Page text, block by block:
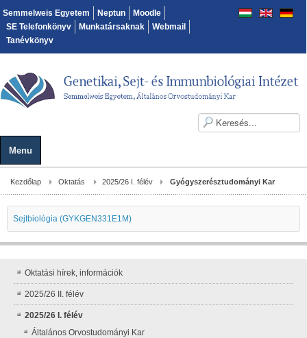
Semmelweis Egyetem Neptun
Moodle
SE Telefonkönyv
Munkatársaknak
Webmail
Tanévkönyv
Menu
Kezdőlap Oktatás 2025/26 I. félév Gyógyszerésztudományi Kar
Sejtbiológia (GYKGEN331E1M)
Oktatási hírek, információk
2025/26 II. félév
2025/26 I. félév
Általános Orvostudományi Kar